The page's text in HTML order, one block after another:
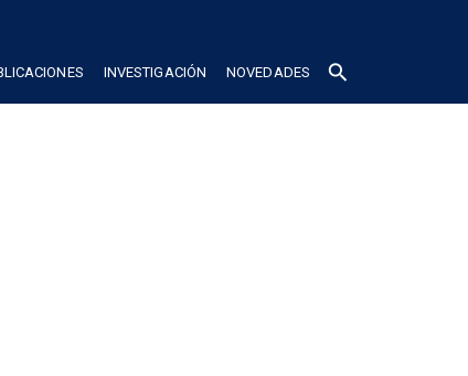
INVESTIGACIÓN NOVEDADES search